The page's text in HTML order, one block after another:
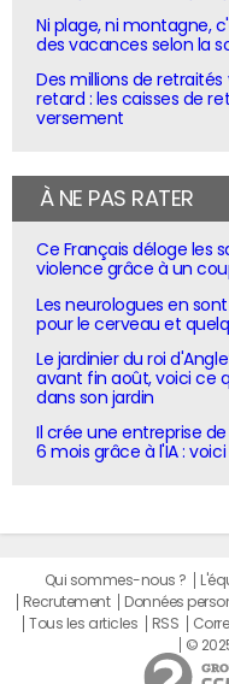
Ni plage, ni montagne,
des vacances selon la
Des millions de
retard : les caisses de
versement
À NE PAS RATER
Ce Français déloge les
violence grâce à un
Les neurologues en
pour le cerveau et
Le jardinier du roi
avant fin août, voici ce
dans son jardin
Il crée une entreprise
6 mois grâce à l'IA :
Qui sommes-nous ?
Recrutement
Données
Tous les articles
RSS
©